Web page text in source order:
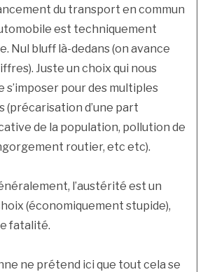
du transport en commun
est techniquement
Nul bluff là-dedans (on avance
Juste un choix qui nous
s’imposer pour des multiples
(précarisation d’une part
de la population, pollution de
routier, etc etc).
l’austérité est un
(économiquement stupide),
fatalité.
ne prétend ici que tout cela se